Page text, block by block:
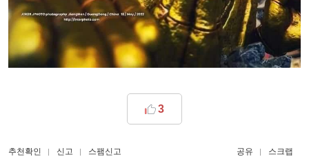
3
추천확인 신고 스팸신고 공유 스크랩